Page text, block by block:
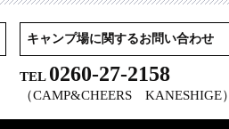
キャンプ場に関するお問い合わせ
TEL 0260-27-2158
（CAMP&CHEERS KANESHIGE）